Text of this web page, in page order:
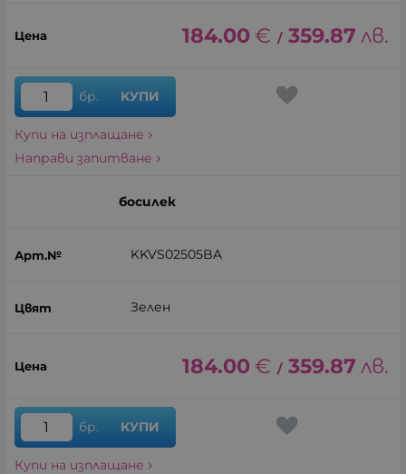
184.00€ / 359.87 лв.
бр. КУПИ
Купи на изплащане
Направи запитване
KKVS02505BA
босилек
Зелен
184.00€ / 359.87 лв.
бр. КУПИ
Купи на изплащане